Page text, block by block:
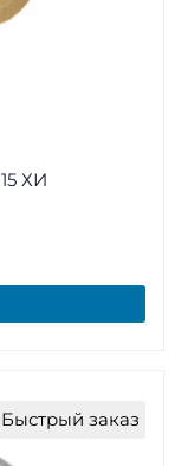
ХИ
Быстрый заказ